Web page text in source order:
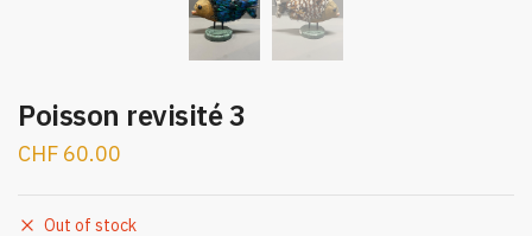
Poisson revisité 3
CHF 60.00
Out of stock